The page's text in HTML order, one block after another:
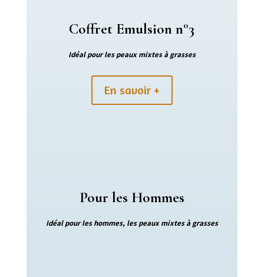
Coffret Emulsion n°3
Idéal pour les peaux mixtes à grasses
En savoir +
Pour les Hommes
Idéal pour les hommes, les peaux mixtes à grasses